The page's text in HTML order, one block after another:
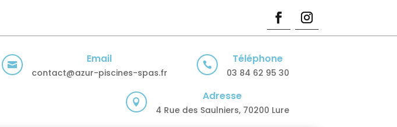
 Email
contact@azur-piscines-spas.fr
 Téléphone
03 84 62 95 30
 Adresse
4 Rue des Saulniers, 70200 Lure